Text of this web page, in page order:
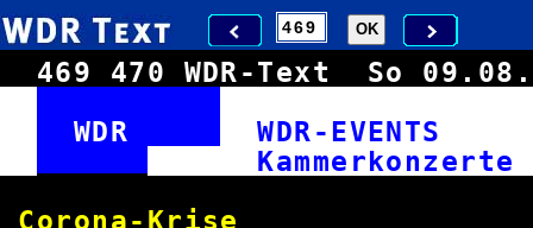
469 470 WDR-Text So
WDR
WDR-EVENTS
Corona-